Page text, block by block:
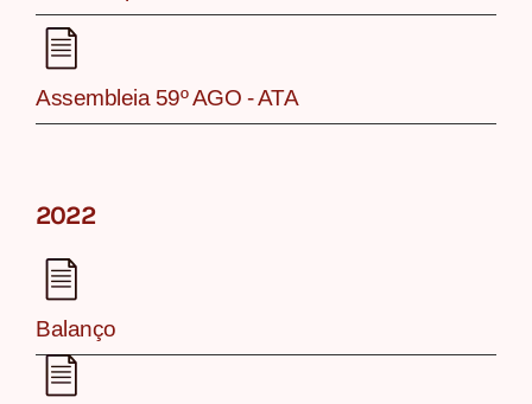
Assembleia 59º AGO - ATA
2022
Balanço